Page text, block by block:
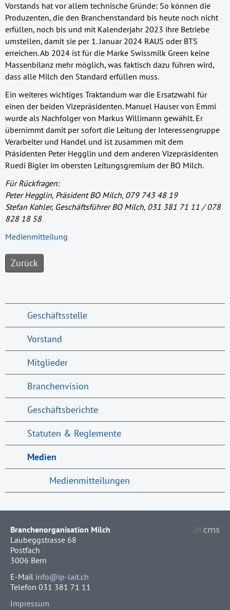
Vorstands hat vor allem technische Gründe: So können die
Produzenten, die den Branchenstandard bis heute noch nicht
erfüllen, noch bis und mit Kalenderjahr 2023 ihre Betriebe
umstellen, damit sie per 1. Januar 2024 RAUS oder BTS
erreichen. Ab 2024 ist für die Marke Swissmilk Green keine
Massenbilanz mehr möglich, was faktisch dazu führen wird,
dass alle Milch den Standard erfüllen muss.
Ein weiteres wichtiges Traktandum war die Ersatzwahl für
einen der beiden Vizepräsidenten. Manuel Hauser von Emmi
wurde als Nachfolger von Markus Willimann gewählt. Er
übernimmt damit per sofort die Leitung der Interessengruppe
Verarbeiter und Handel und ist zusammen mit dem
Präsidenten Peter Hegglin und dem anderen Vizepräsidenten
Ruedi Bigler im obersten Leitungsgremium der BO Milch.
Für Rückfragen:
Peter Hegglin, Präsident BO Milch, 079 743 48 19
Stefan Kohler, Geschäftsführer BO Milch, 031 381 71 11 / 078
828 18 58
Medienmitteilung
Zurück
Geschäftsstelle
Vorstand
Mitglieder
Branchenvision
Geschäftsberichte
Statuten & Reglemente
Medien
Medienmitteilungen
Branchenorganisation Milch
Laubeggstrasse 68
Postfach
3006 Bern
E-Mail info@ip-lait.ch
Telefon 031 381 71 11
Impressum